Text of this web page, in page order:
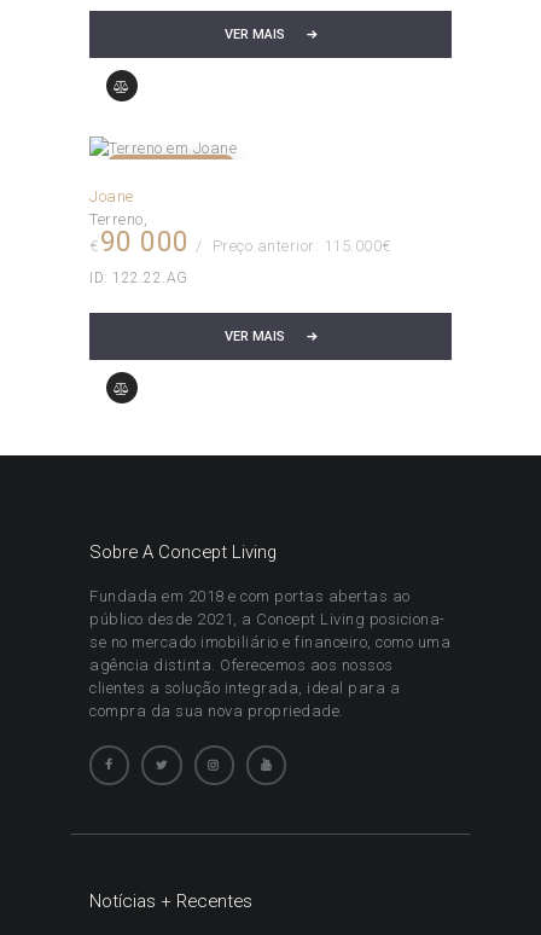
VER MAIS
Joane
Terreno
€ 90 000 Preço anterior: 115.000€
ID: 122.22.AG
VER MAIS
Sobre A Concept Living
Fundada em 2018 e com portas abertas ao
público desde 2021, a Concept Living posiciona-
se no mercado imobiliário e financeiro, como uma
agência distinta. Oferecemos aos nossos
clientes a solução integrada, ideal para a
compra da sua nova propriedade.
Notícias + Recentes